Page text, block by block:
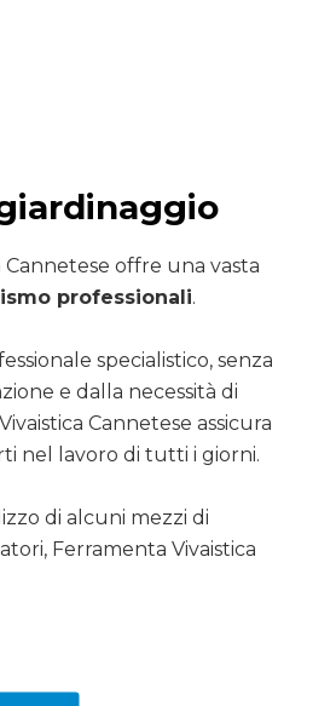
offre una vasta
professionali.
specialistico, senza
e dalla necessità di
Cannetese assicura
nel lavoro di tutti i giorni.
di alcuni mezzi di
Ferramenta Vivaistica